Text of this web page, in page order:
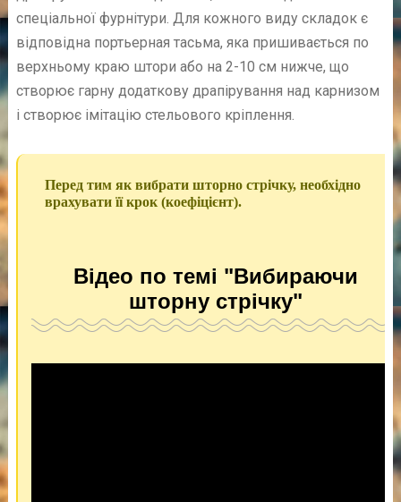
спеціальної фурнітури. Для кожного виду складок є
відповідна портьерная тасьма, яка пришивається по
верхньому краю штори або на 2-10 см нижче, що
створює гарну додаткову драпірування над карнизом
і створює імітацію стельового кріплення.
Перед тим як вибрати шторно стрічку, необхідно
врахувати її крок (коефіцієнт).
Відео по темі "Вибираючи
шторну стрічку"